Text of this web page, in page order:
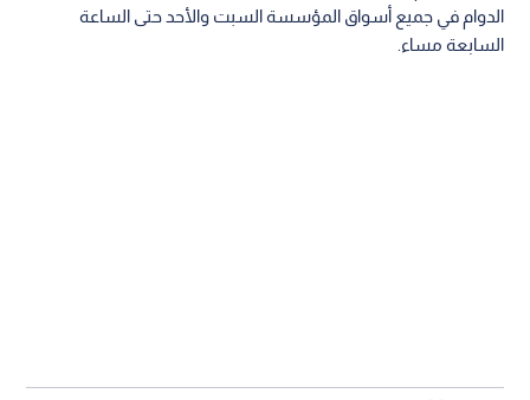
الدوام في جميع أسواق المؤسسة السبت والأحد حتى الساعة
السابعة مساء.